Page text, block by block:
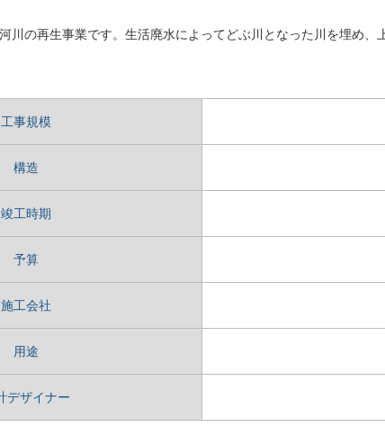
川の再生事業です。生活廃水によってどぶ川となった川を埋め
工事規模
構造
竣工時期
予算
施工会社
用途
デザイナー